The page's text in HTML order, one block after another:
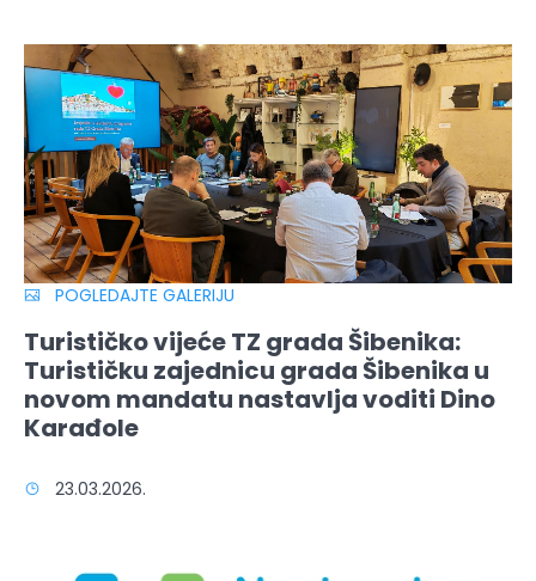
POGLEDAJTE GALERIJU
Turističko vijeće TZ grada Šibenika:
Turističku zajednicu grada Šibenika u
novom mandatu nastavlja voditi Dino
Karađole
23.03.2026.